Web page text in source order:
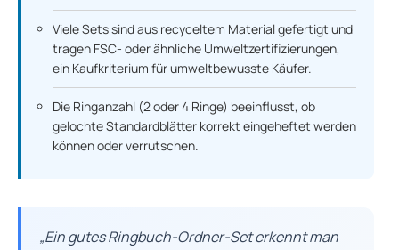
Viele Sets sind aus recyceltem Material gefertigt und
tragen FSC- oder ähnliche Umweltzertifizierungen,
ein Kaufkriterium für umweltbewusste Käufer.
Die Ringanzahl (2 oder 4 Ringe) beeinflusst, ob
gelochte Standardblätter korrekt eingeheftet werden
können oder verrutschen.
„Ein gutes Ringbuch-Ordner-Set erkennt man